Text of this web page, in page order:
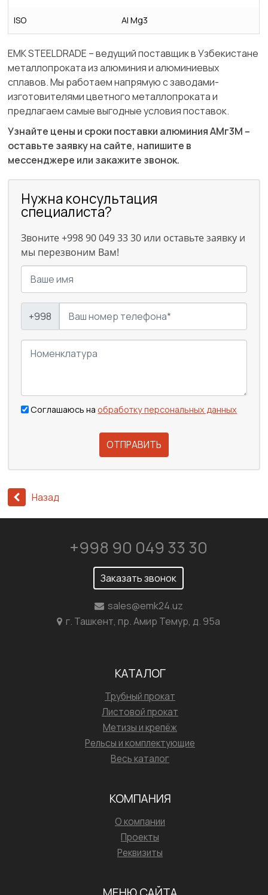
ISO Al Mg3
ЕМК STEELDRADE – ведущий поставщик в Узбекистане
металлопроката из алюминия и алюминиевых
сплавов. Мы работаем напрямую с заводами-
изготовителями цветного металлопроката и
предлагаем самые выгодные условия поставок.
Узнайте цены и сроки поставки алюминия АМг3М –
оставьте заявку на сайте, напишите в
мессенджере или закажите звонок.
Нужна консультация
специалиста?
Звоните +998 90 049 33 30 или оставьте заявку и
мы перезвоним Вам!
+998
Соглашаюсь наобработку персональных данных
ОТПРАВИТЬ
Назад
+998 90 049 33 30
Заказать звонок
sales@emk24.uz
г. Ташкент, пр. Амир Темур, д. 95а
КАТАЛОГ
Трубный прокат
Листовой прокат
Метизы и крепёж
Рельсы и комплектующие
Весь каталог
КОМПАНИЯ
О компании
Проекты
Реквизиты